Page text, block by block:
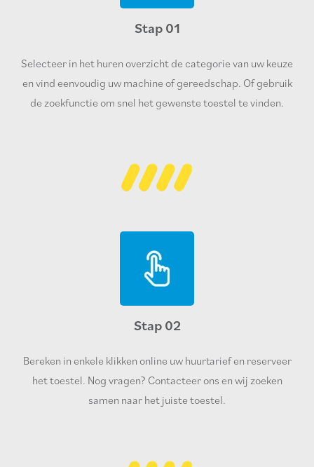
Stap 01
Selecteer in het huren overzicht de categorie van uw keuze
en vind eenvoudig uw machine of gereedschap. Of gebruik
de zoekfunctie om snel het gewenste toestel te vinden.
Stap 02
Bereken in enkele klikken online uw huurtarief en reserveer
het toestel. Nog vragen? Contacteer ons en wij zoeken
samen naar het juiste toestel.